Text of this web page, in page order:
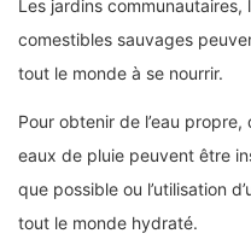
Les jardins
comestibles sauvages
tout le monde à se nourrir.
Pour obtenir de l’eau
eaux de pluie peuvent être
que possible ou l’utilisation
tout le monde hydraté.